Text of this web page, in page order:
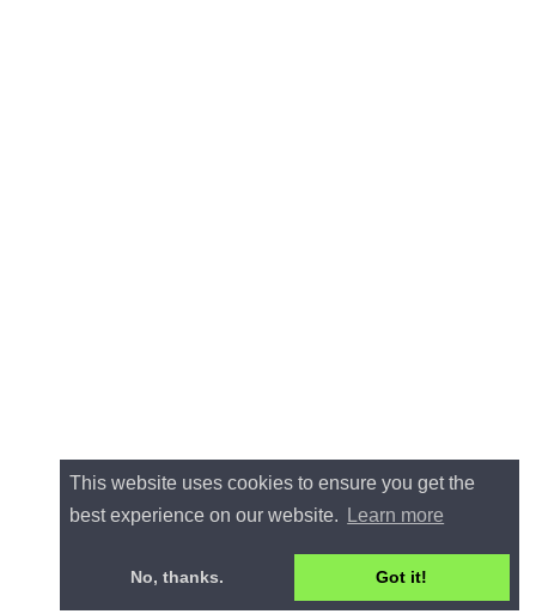
This website uses cookies to ensure you get the
best experience on our website.
Learn more
No, thanks. Got it!